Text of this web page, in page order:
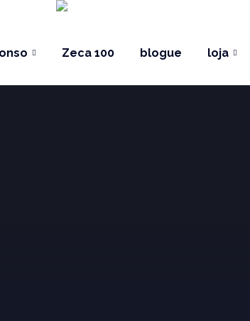
Zeca 100 blogue loja